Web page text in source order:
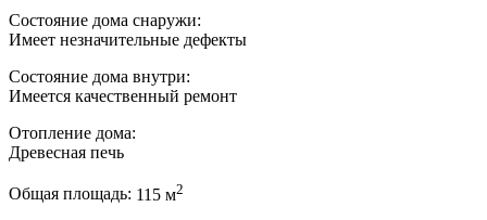
Состояние дома снаружи:
Имеет незначительные дефекты
Состояние дома внутри:
Имеется качественный ремонт
Отопление дома:
Древесная печь
Общая площадь: 115 м2